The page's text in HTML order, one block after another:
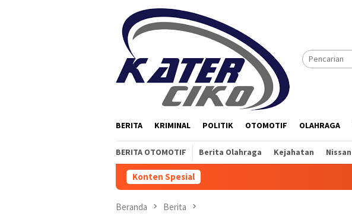
BERITA KRIMINAL POLITIK OTOMOTIF OLAHRAGA
BERITA OTOMOTIF Berita Olahraga Kejahatan Nissan
Konten Spesial
Beranda Berita